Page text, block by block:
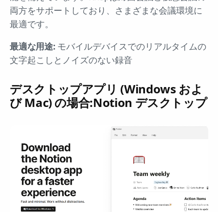
両方をサポートしており、さまざまな会議環境に
最適です。
最適な用途: モバイルデバイスでのリアルタイムの
文字起こしとノイズのない録音
デスクトップアプリ (Windows およ
び Mac) の場合:Notion デスクトップ